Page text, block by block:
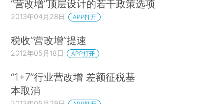
“营改增”顶层设计的若干政策选项
2013年04月28日 APP打开
税收“营改增”提速
2012年05月18日 APP打开
“1+7”行业营改增 差额征税基
本取消